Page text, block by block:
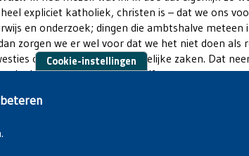
expliciet katholiek, christen is – dat we ons
en onderzoek; dingen die ambtshalve
zorgen we er wel voor dat we het niet doen
of over levensbeschouwelijke zaken. Dat
als vicerector, maar als mezelf.
Cookie-instellingen